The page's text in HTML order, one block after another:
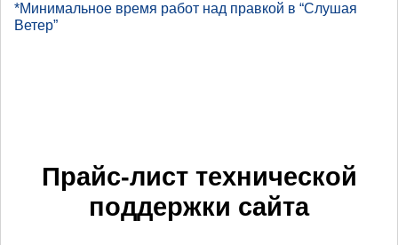
*Минимальное время работ над правкой в “Слушая
Ветер”
Прайс-лист технической
поддержки сайта